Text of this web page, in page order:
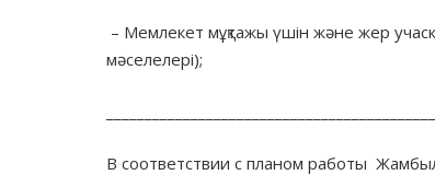
– Мемлекет мұқтажы үшін және жер
мәселелері);
В соответствии с планом работы